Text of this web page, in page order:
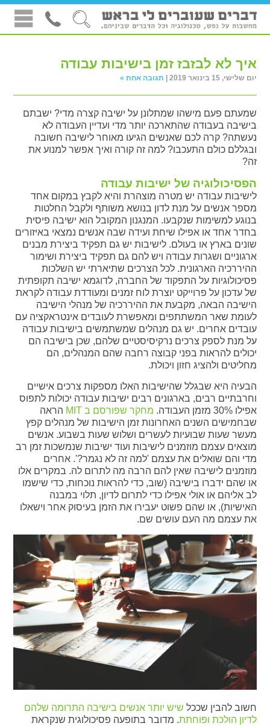
איך לא לבזבז זמן בישיבות עבודה
יום שלישי, 15 בינואר 2019 | תגובה אחת »
שמעתם פעם מישהו שמתלונן על ישיבה קצרה מדי? ישבתם
בישיבה בעבודה שהתארכה יותר מדי ועדיין העבודה לא
נעשתה? קרה לכם שאנשים הגיעו מאוחר לישיבה חשובה
ובגללם כולם התעכבו? למה זה קורה ואיך אפשר למנוע את
זה?
הפסיכולוגיה של ישיבות עבודה
לישיבות עבודה יש מטרה מוצהרת והיא לקבץ במקום אחד
מספר אנשים על מנת לדון בנושא משותף ולקבל החלטות
בנוגע למשימות שנקבעו. המנגנון המקובל הוא ישיבה פיסית
בחדר אחד או אפילו שיחת ועידה שבה אנשים נמצאי באיזורים
שונים בארץ או בעולם. לישיבות יש גם תפקיד ביצירת מבנים
ארגוניים ושגרות עבודה ויש להם גם תפקיד ביצירת ושימור
ההיררכיה הארגונית. לכל הצרכים שתיארתי יש השלכות
פסיכולוגיות על התפקוד של החברה, לדוגמא ישיבה תקופתית
של עדכון על פרוייקט יוצרת לוח זמנים ומעודדת עבודה לקראת
הישיבה הבאה, מקבעת את ההיררכיה של מנהלי הישיבה
לעומת שאר המשתתפים ומאפשרת לעובדים אינטראקציה עם
עובדים אחרים. יש גם מנהלים שמשתמשים בישיבות עבודה
על מנת לספק צרכים נרקיסיסטיים שלהם, שכן בישיבה הם
יכולים להראות בפני קבוצה רחבה שהם המנהלים, הם
מחליטים ולהציג חזון ויכולת.
הבעיה היא שבגלל שהישיבות האלו מספקות צרכים אישיים
וחרבתיים רבים, בארגונים רבים ישיבות עבודה יכולות לתפוס
אפילו 30% מזמן העבודה.
מחקר שפורסם ב MIT
הראה
שבחמישים השנים האחרונות זמן הישיבות של מנהלים קפץ
מעשר שעות שבועיות לעשרים ושלוש שעות בשבוע. אנשים
מוצאים עצמם מוזמנים לישיבות ועוד ישיבות שנמשכות זמן רב
מדי והם שואלים את עצמם 'למה זה לא נגמר?'. אחרים
מוזמנים לישיבה שאין להם הרבה מה לתרום לה. במקרים אלו
או שהם ידברו בישיבה (שוב, כדי להראות נוכחות, כדי שישמו
לב אליהם או אולי אפילו כדי לתרום לדיון, תלוי במבנה
האישיות), או שהם פשוט יעבירו את הזמן בעיסוק אחר וישאלו
את עצמם מה העם עושים שם.
חשוב להבין שככל שיש יותר אנשים בישיבה התרומה שלהם
לדיון הולכת ופוחתת. מדובר בתופעה פסיכולוגית שנקראת